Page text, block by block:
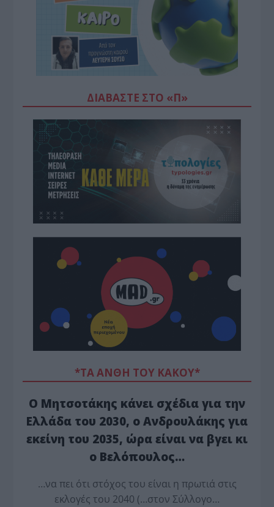
ΔΙΑΒΆΣΤΕ ΣΤΟ «Π»
*ΤΑ ΆΝΘΗ ΤΟΥ ΚΑΚΟΎ*
Ο Μητσοτάκης κάνει σχέδια για την
Ελλάδα του 2030, ο Ανδρουλάκης για
εκείνη του 2035, ώρα είναι να βγει κι
ο Βελόπουλος…
…να πει ότι στόχος του είναι η πρωτιά στις
εκλογές του 2040 (…στον Σύλλογο…